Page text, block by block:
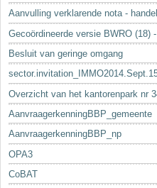
Aanvulling verklarende nota -
Gecoördineerde versie BWRO (18)
Besluit van geringe omgang
Overzicht van het kantorenpark nr
AanvraagerkenningBBP_gemeente
AanvraagerkenningBBP_np
OPA3
CoBAT